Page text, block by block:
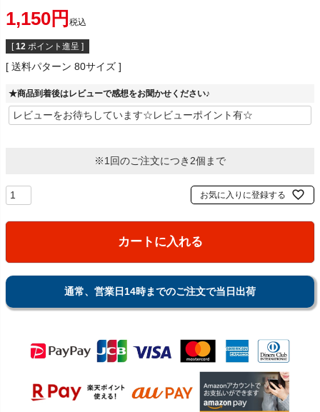
1,150 税込
[ 12 ポイント進呈 ]
送料パターン 80サイズ
★商品到着後はレビューで感想をお聞かせください♪
※1回のご注文につき2個まで
お気に入りに登録する
カートに入れる
通常、営業日14時までのご注文で当日出荷